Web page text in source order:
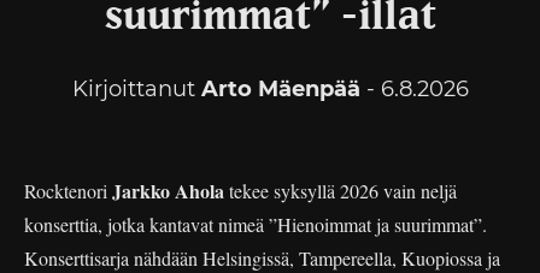
suurimmat” -illat
Kirjoittanut Arto Mäenpää - 6.8.2026
RocktenoriJarkko Aholatekee syksyllä 2026 vain neljä
konserttia, jotka kantavat nimeä ”Hienoimmat ja suurimmat”.
Konserttisarja nähdään Helsingissä, Tampereella, Kuopiossa ja